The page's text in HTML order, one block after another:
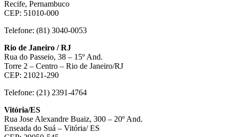
Recife, Pernambuco
CEP: 51010-000
Telefone: (81) 3040-0053
Rio de Janeiro / RJ
Rua do Passeio, 38 – 15º And.
Torre 2 – Centro – Rio de Janeiro/RJ
CEP: 21021-290
Telefone: (21) 2391-4764
Vitória/ES
Rua Jose Alexandre Buaiz, 300 – 20º And.
Enseada do Suá – Vitória/ ES